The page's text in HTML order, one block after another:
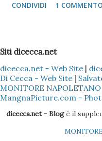
riportare il PC come uscito
Col tempo, però, questa
di ripristina (come ho
mitico Asus ha il suo DVD
è arrestata in virtù dei più
recupero del portatile da
rigido e la partizione siano
che, su un portatile in
CONDIVIDI 1 COMMENTO
Siti dicecca.net
dicecca.net - Web Site |
Di Cecca - Web Site |
MONITORE NAPOLETANO
MangnaPicture.com -
dicecca.net - Blogè il